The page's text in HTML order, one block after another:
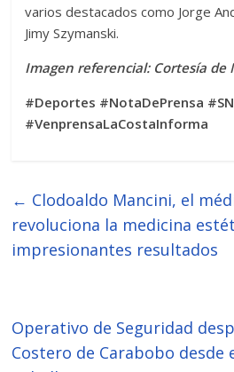
varios destacados como Jorge
Jimy Szymanski.
Imagen referencial: Cortesía de
#Deportes #NotaDePrensa
#VenprensaLaCostaInforma
← Clodoaldo Mancini, el
revoluciona la medicina
impresionantes resultados
Operativo de Seguridad
Costero de Carabobo